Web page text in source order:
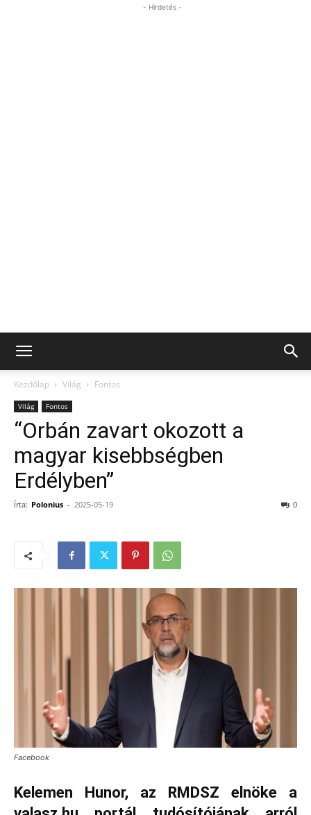
- Hirdetés -
Kezdőlap Világ Fontos
Világ Fontos
“Orbán zavart okozott a
magyar kisebbségben
Erdélyben”
Írta: Polonius - 2025-05-19 0
Facebook
Kelemen Hunor, az RMDSZ elnöke a